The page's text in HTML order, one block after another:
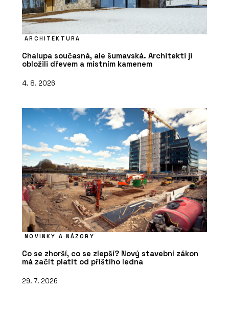
ARCHITEKTURA
Chalupa současná, ale šumavská. Architekti ji
obložili dřevem a místním kamenem
4. 8. 2026
NOVINKY A NÁZORY
Co se zhorší, co se zlepší? Nový stavební zákon
má začít platit od příštího ledna
29. 7. 2026